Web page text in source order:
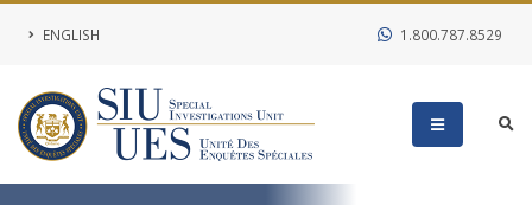
ENGLISH 1.800.787.8529